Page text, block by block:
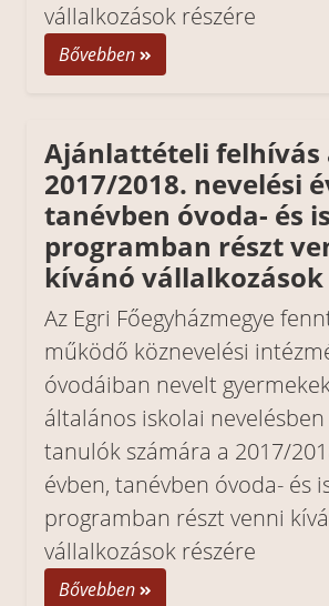
vállalkozások részére
Bővebben
Ajánlattételi felhívás
2017/2018. nevelési
tanévben óvoda- és
programban részt
kívánó vállalkozások
Az Egri Főegyházmegye
működő köznevelési
óvodáiban nevelt
általános iskolai
tanulók számára a 2017/
évben, tanévben óvoda- és
programban részt venni
vállalkozások részére
Bővebben